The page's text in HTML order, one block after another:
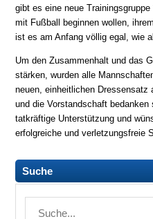
gibt es eine neue
mit Fußball beginnen wollen,
ist es am Anfang völlig egal, wie
Um den Zusammenhalt und das
stärken, wurden alle
neuen, einheitlichen
und die Vorstandschaft
tatkräftige Unterstützung und
erfolgreiche und verletzungsfreie
Suche